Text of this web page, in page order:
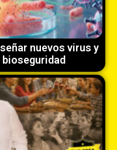
nuevos virus y